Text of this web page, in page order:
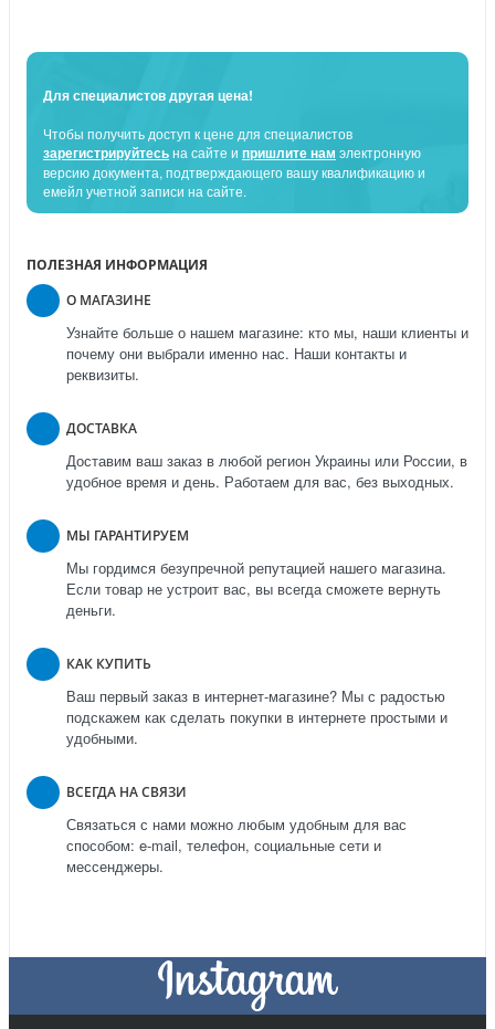
Для специалистов другая цена!
Чтобы получить доступ к цене для специалистов
зарегистрируйтесьна сайте и пришлите нам электронную
версию документа, подтверждающего вашу квалификацию и
емейл учетной записи на сайте.
ПОЛЕЗНАЯ ИНФОРМАЦИЯ
О МАГАЗИНЕ
Узнайте больше о нашем магазине: кто мы, наши клиенты и
почему они выбрали именно нас. Наши контакты и
реквизиты.
ДОСТАВКА
Доставим ваш заказ в любой регион Украины или России, в
удобное время и день. Работаем для вас, без выходных.
МЫ ГАРАНТИРУЕМ
Мы гордимся безупречной репутацией нашего магазина.
Если товар не устроит вас, вы всегда сможете вернуть
деньги.
КАК КУПИТЬ
Ваш первый заказ в интернет-магазине? Мы с радостью
подскажем как сделать покупки в интернете простыми и
удобными.
ВСЕГДА НА СВЯЗИ
Связаться с нами можно любым удобным для вас
способом: e-mail, телефон, социальные сети и
мессенджеры.